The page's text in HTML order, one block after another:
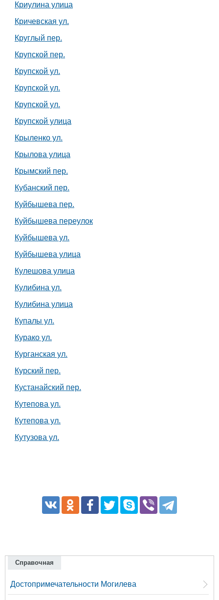
Криулина улица
Кричевская ул.
Круглый пер.
Крупской пер.
Крупской ул.
Крупской ул.
Крупской ул.
Крупской улица
Крыленко ул.
Крылова улица
Крымский пер.
Кубанский пер.
Куйбышева пер.
Куйбышева переулок
Куйбышева ул.
Куйбышева улица
Кулешова улица
Кулибина ул.
Кулибина улица
Купалы ул.
Курако ул.
Курганская ул.
Курский пер.
Кустанайский пер.
Кутепова ул.
Кутепова ул.
Кутузова ул.
Справочная
Достопримечательности Могилева